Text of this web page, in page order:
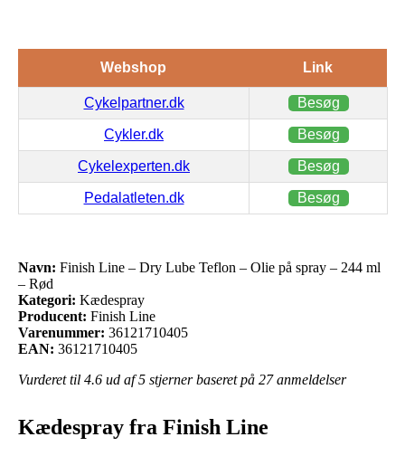
Webshop Link
Cykelpartner.dk Besøg
Cykler.dk Besøg
Cykelexperten.dk Besøg
Pedalatleten.dk Besøg
Navn: Finish Line – Dry Lube Teflon – Olie på spray – 244 ml
– Rød
Kategori: Kædespray
Producent: Finish Line
Varenummer: 36121710405
EAN: 36121710405
Vurderet til 4.6 ud af 5 stjerner baseret på 27anmeldelser
Kædespray fra Finish Line